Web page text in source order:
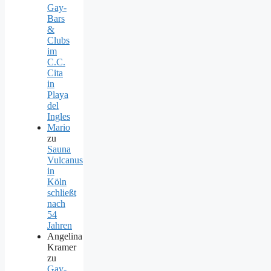
Gay-
Bars
&
Clubs
im
C.C.
Cita
in
Playa
del
Ingles
Mario
zu
Sauna
Vulcanus
in
Köln
schließt
nach
54
Jahren
Angelina
Kramer
zu
Gay-